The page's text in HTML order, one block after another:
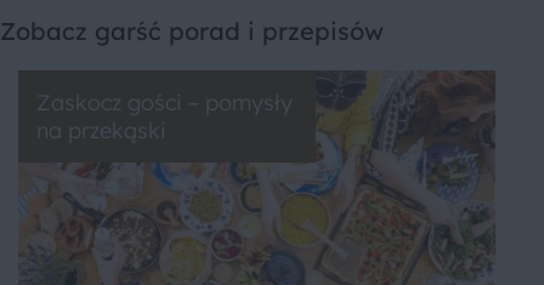
Zobacz garść porad i przepisów
Zaskocz gości – pomysły
na przekąski